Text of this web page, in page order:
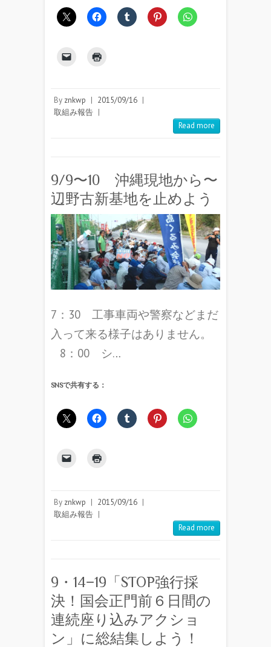
By znkwp | 2015/09/16 |
取組み報告 |
Read more
9/9〜10 沖縄現地から〜
辺野古新基地を止めよう
7：30 工事車両や警察などまだ
入って来る様子はありません。
8：00 シ…
SNSで共有する：
By znkwp | 2015/09/16 |
取組み報告 |
Read more
9・14−19「STOP強行採
決！国会正門前６日間の
連続座り込みアクショ
ン」に総結集しよう！